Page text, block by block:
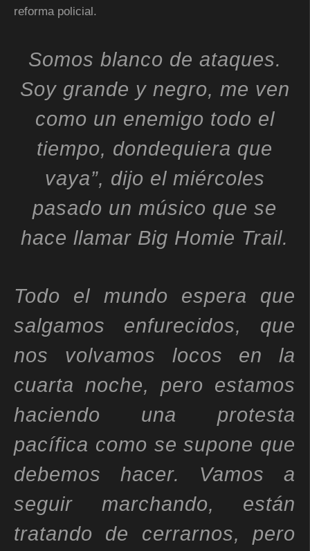
reforma policial.
Somos blanco de ataques.
Soy grande y negro, me ven
como un enemigo todo el
tiempo, dondequiera que
vaya”, dijo el miércoles
pasado un músico que se
hace llamar Big Homie Trail.
Todo el mundo espera que
salgamos enfurecidos, que
nos volvamos locos en la
cuarta noche, pero estamos
haciendo una protesta
pacífica como se supone que
debemos hacer. Vamos a
seguir marchando, están
tratando de cerrarnos, pero